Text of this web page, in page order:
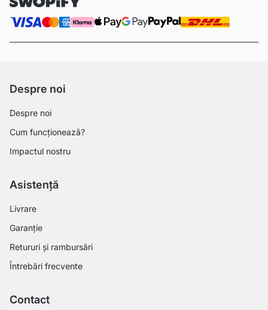
Despre noi
Despre noi
Cum funcționează?
Impactul nostru
Asistență
Livrare
Garanție
Retururi și rambursări
Întrebări frecvente
Contact